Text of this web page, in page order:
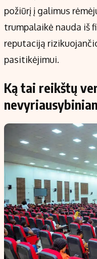
požiūrį į galimus
trumpalaikė nauda iš
reputaciją
pasitikėjimui.
Ką tai reikštų